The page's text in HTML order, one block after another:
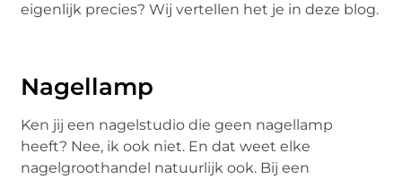
eigenlijk precies? Wij vertellen het je in deze blog.
Nagellamp
Ken jij een nagelstudio die geen nagellamp
heeft? Nee, ik ook niet. En dat weet elke
nagelgroothandel natuurlijk ook. Bij een